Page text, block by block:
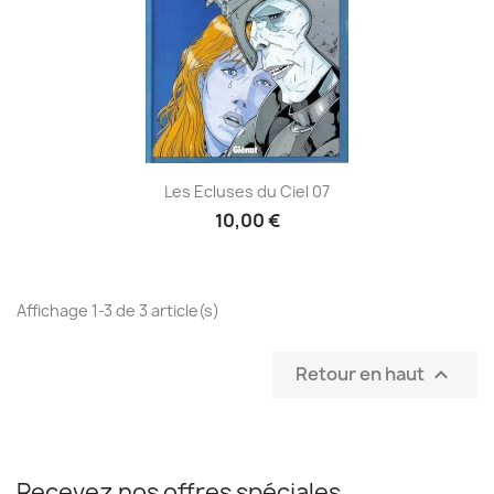
Les Ecluses du Ciel 07
10,00 €
Affichage 1-3 de 3 article(s)
Retour en haut 